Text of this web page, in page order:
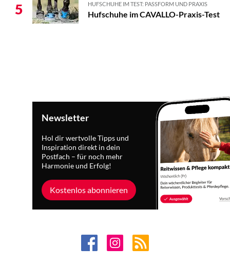
5 HUFSCHUHE IM TEST: PASSFORM UND PRAXIS
Hufschuhe im CAVALLO-Praxis-Test
Newsletter
Hol dir wertvolle Tipps und
Inspiration direkt in dein
Postfach – für noch mehr
Harmonie und Erfolg!
Kostenlos abonnieren